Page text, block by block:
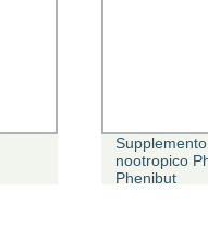
nootropico
Phenibut